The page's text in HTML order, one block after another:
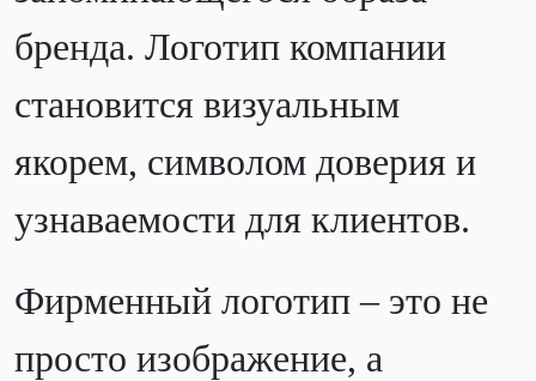
бренда. Логотип компании
становится визуальным
якорем, символом доверия и
узнаваемости для клиентов.
Фирменный логотип – это не
просто изображение, а